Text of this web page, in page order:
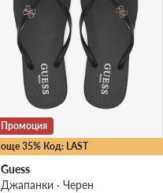
още 35% Код: LAST
Промоция
Guess
Джапанки · Черен